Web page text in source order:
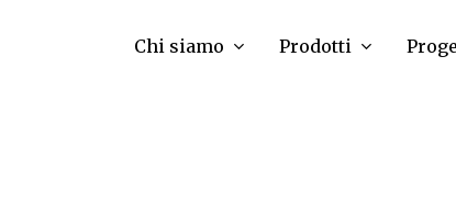
Chi siamo Prodotti